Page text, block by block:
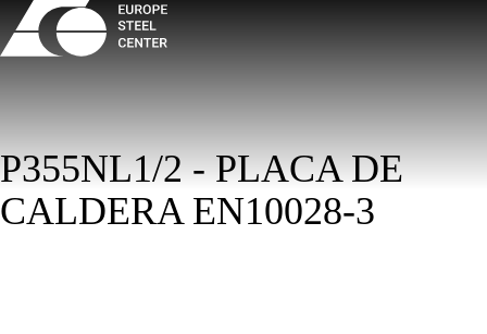
P355NL1/2 - PLACA DE
CALDERA EN10028-3